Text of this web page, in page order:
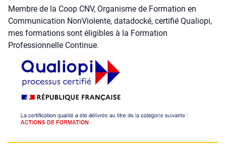
Membre de la Coop CNV, Organisme de Formation en
Communication NonViolente, datadocké, certifié Qualiopi,
mes formations sont éligibles à la Formation
Professionnelle Continue.